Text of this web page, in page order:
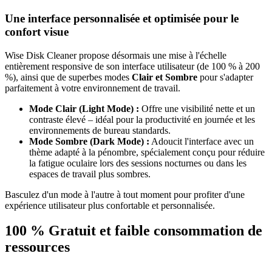
Une interface personnalisée et optimisée pour le
confort visue
Wise Disk Cleaner propose désormais une mise à l'échelle
entièrement responsive de son interface utilisateur (de 100 % à 200
%), ainsi que de superbes modes Clair et Sombre pour s'adapter
parfaitement à votre environnement de travail.
Mode Clair (Light Mode) : Offre une visibilité nette et un
contraste élevé – idéal pour la productivité en journée et les
environnements de bureau standards.
Mode Sombre (Dark Mode) : Adoucit l'interface avec un
thème adapté à la pénombre, spécialement conçu pour réduire
la fatigue oculaire lors des sessions nocturnes ou dans les
espaces de travail plus sombres.
Basculez d'un mode à l'autre à tout moment pour profiter d'une
expérience utilisateur plus confortable et personnalisée.
100 % Gratuit et faible consommation de
ressources